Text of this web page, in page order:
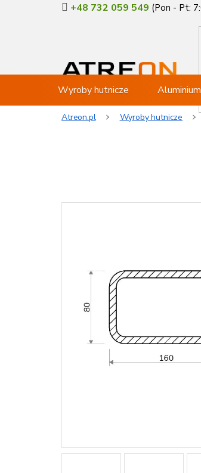
+48 732 059 549
Wyroby hutnicze Aluminium
Atreon.pl Wyroby hutnicze